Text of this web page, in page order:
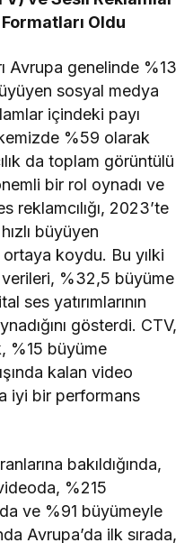
Oldu
Avrupa genelinde %13
sosyal medya
içindeki payı
%59 olarak
da toplam görüntülü
bir rol oynadı ve
reklamcılığı, 2023’te
büyüyen
koydu. Bu yılki
%32,5 büyüme
ses yatırımlarının
gösterdi. CTV,
%15 büyüme
kalan video
iyi bir performans
bakıldığında,
%215
ve %91 büyümeyle
Avrupa’da ilk sırada,